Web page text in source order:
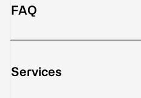
FAQ
Services